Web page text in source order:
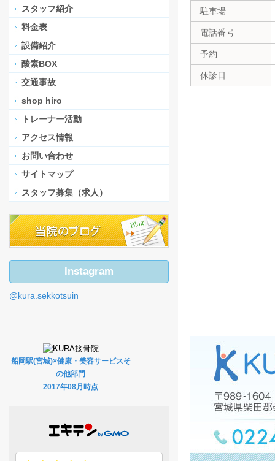
駐車場
電話番号
予約
休診日
スタッフ紹介
料金表
設備紹介
酸素BOX
交通事故
shop hiro
トレーナー活動
アクセス情報
お問い合わせ
サイトマップ
スタッフ募集（求人）
Instagram
@kura.sekkotsuin
船岡駅(宮城)×健康・美容サービスそ
の他部門
2017年08月時点